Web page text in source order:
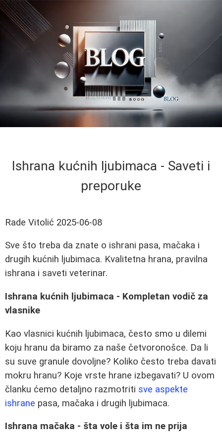
Ishrana kućnih ljubimaca - Saveti i
preporuke
Rade Vitolić 2025-06-08
Sve što treba da znate o ishrani pasa, mačaka i
drugih kućnih ljubimaca. Kvalitetna hrana, pravilna
ishrana i saveti veterinar.
Ishrana kućnih ljubimaca - Kompletan vodič za
vlasnike
Kao vlasnici kućnih ljubimaca, često smo u dilemi
koju hranu da biramo za naše četvoronošce. Da li
su suve granule dovoljne? Koliko često treba davati
mokru hranu? Koje vrste hrane izbegavati? U ovom
članku ćemo detaljno razmotriti sve aspekte
ishrane pasa, mačaka i drugih ljubimaca.
Ishrana mačaka - šta vole i šta im ne prija